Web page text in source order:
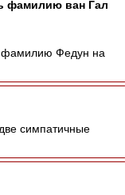
фамилию ван Гал
фамилию Федун на
симпатичные